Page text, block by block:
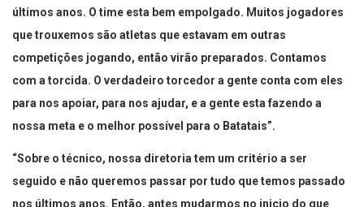
últimos anos. O time esta bem empolgado. Muitos jogadores
que trouxemos são atletas que estavam em outras
competições jogando, então virão preparados. Contamos
com a torcida. O verdadeiro torcedor a gente conta com eles
para nos apoiar, para nos ajudar, e a gente esta fazendo a
nossa meta e o melhor possível para o Batatais”.
“Sobre o técnico, nossa diretoria tem um critério a ser
seguido e não queremos passar por tudo que temos passado
nos últimos anos. Então, antes mudarmos no inicio do que